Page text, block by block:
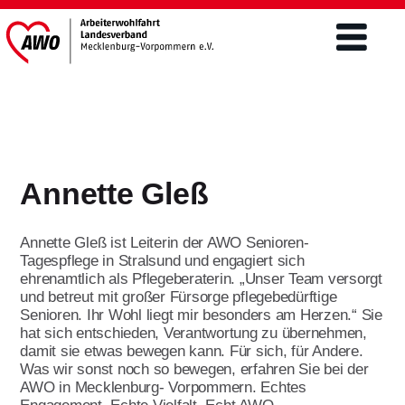
Was wir tun
Altenhilfe
Teilhabe von Menschen m.
Behinderungen/ Eingliederung
Ehrenamt
Kinder- und Jugendhilfe
Öffentlichkeitsarbeit
Engagement
Mitgliederschaft und Förderung
Mitgliedsantrag
Förderer werden
Spenden
Engagement im Ehrenamt ist
vielseitig
FSJ / BFD
Freiwilliges Soziales Jahr/BFD unter 27
Jahre
Bundesfreiwilligendienst über 27 Jahre
Jetzt bewerben
Aktuelles & Presse
Aktuelles
Landtagswahlen 2026
Themen
Annette Gleß
Annette Gleß ist Leiterin der AWO Senioren-
Tagespflege in Stralsund und engagiert sich
ehrenamtlich als Pflegeberaterin. „Unser Team versorgt
und betreut mit großer Fürsorge pflegebedürftige
Senioren. Ihr Wohl liegt mir besonders am Herzen.“ Sie
hat sich entschieden, Verantwortung zu übernehmen,
damit sie etwas bewegen kann. Für sich, für Andere.
Was wir sonst noch so bewegen, erfahren Sie bei der
AWO in Mecklenburg- Vorpommern. Echtes